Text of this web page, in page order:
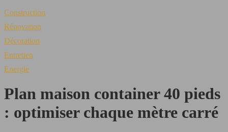
Construction
Rénovation
Décoration
Entretien
Energie
Plan maison container 40 pieds
: optimiser chaque mètre carré